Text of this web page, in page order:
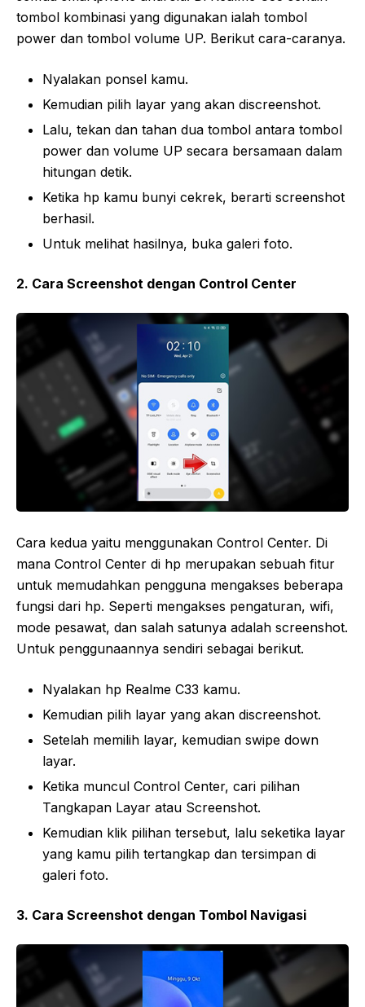
tombol kombinasi yang digunakan ialah tombol
power dan tombol volume UP. Berikut cara-caranya.
Nyalakan ponsel kamu.
Kemudian pilih layar yang akan discreenshot.
Lalu, tekan dan tahan dua tombol antara tombol
power dan volume UP secara bersamaan dalam
hitungan detik.
Ketika hp kamu bunyi cekrek, berarti screenshot
berhasil.
Untuk melihat hasilnya, buka galeri foto.
2. Cara Screenshot dengan Control Center
Cara kedua yaitu menggunakan Control Center. Di
mana Control Center di hp merupakan sebuah fitur
untuk memudahkan pengguna mengakses beberapa
fungsi dari hp. Seperti mengakses pengaturan, wifi,
mode pesawat, dan salah satunya adalah screenshot.
Untuk penggunaannya sendiri sebagai berikut.
Nyalakan hp Realme C33 kamu.
Kemudian pilih layar yang akan discreenshot.
Setelah memilih layar, kemudian swipe down
layar.
Ketika muncul Control Center, cari pilihan
Tangkapan Layar atau Screenshot.
Kemudian klik pilihan tersebut, lalu seketika layar
yang kamu pilih tertangkap dan tersimpan di
galeri foto.
3. Cara Screenshot dengan Tombol Navigasi